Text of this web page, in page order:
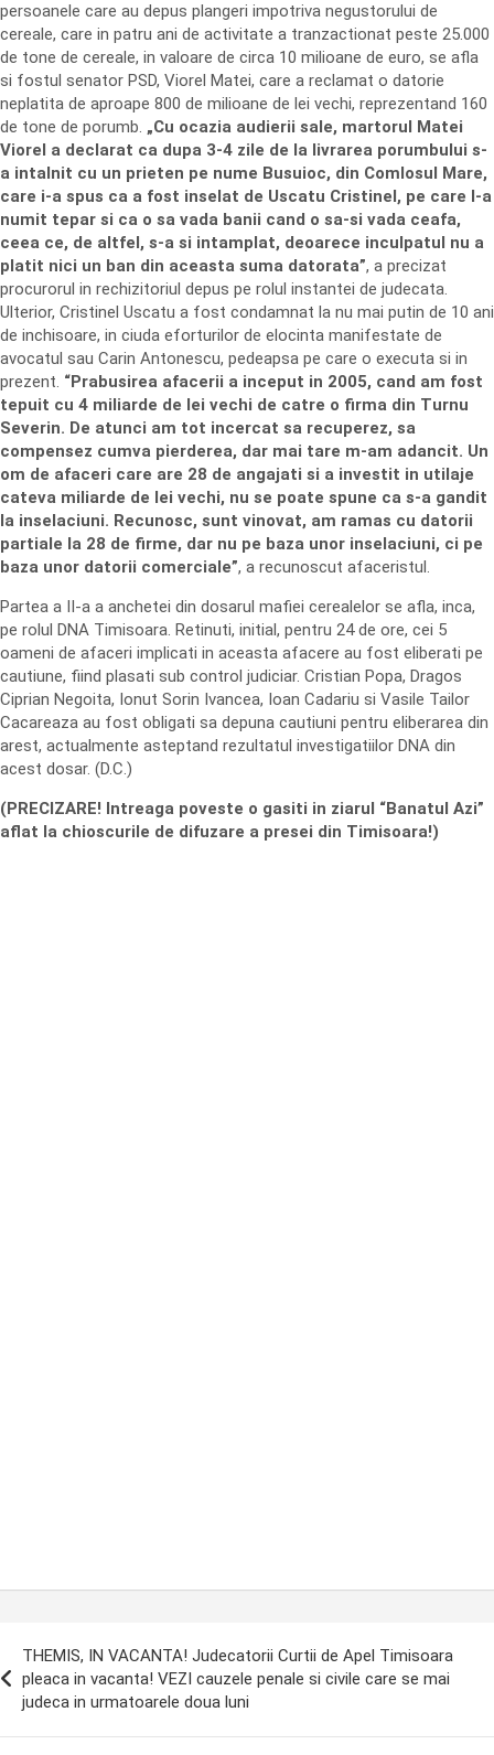
persoanele care au depus plangeri impotriva negustorului de
cereale, care in patru ani de activitate a tranzactionat peste 25.000
de tone de cereale, in valoare de circa 10 milioane de euro, se afla
si fostul senator PSD, Viorel Matei, care a reclamat o datorie
neplatita de aproape 800 de milioane de lei vechi, reprezentand 160
de tone de porumb. „Cu ocazia audierii sale, martorul Matei
Viorel a declarat ca dupa 3-4 zile de la livrarea porumbului s-
a intalnit cu un prieten pe nume Busuioc, din Comlosul Mare,
care i-a spus ca a fost inselat de Uscatu Cristinel, pe care l-a
numit tepar si ca o sa vada banii cand o sa-si vada ceafa,
ceea ce, de altfel, s-a si intamplat, deoarece inculpatul nu a
platit nici un ban din aceasta suma datorata”, a precizat
procurorul in rechizitoriul depus pe rolul instantei de judecata.
Ulterior, Cristinel Uscatu a fost condamnat la nu mai putin de 10 ani
de inchisoare, in ciuda eforturilor de elocinta manifestate de
avocatul sau Carin Antonescu, pedeapsa pe care o executa si in
prezent. “Prabusirea afacerii a inceput in 2005, cand am fost
tepuit cu 4 miliarde de lei vechi de catre o firma din Turnu
Severin. De atunci am tot incercat sa recuperez, sa
compensez cumva pierderea, dar mai tare m-am adancit. Un
om de afaceri care are 28 de angajati si a investit in utilaje
cateva miliarde de lei vechi, nu se poate spune ca s-a gandit
la inselaciuni. Recunosc, sunt vinovat, am ramas cu datorii
partiale la 28 de firme, dar nu pe baza unor inselaciuni, ci pe
baza unor datorii comerciale”, a recunoscut afaceristul.
Partea a II-a a anchetei din dosarul mafiei cerealelor se afla, inca,
pe rolul DNA Timisoara. Retinuti, initial, pentru 24 de ore, cei 5
oameni de afaceri implicati in aceasta afacere au fost eliberati pe
cautiune, fiind plasati sub control judiciar. Cristian Popa, Dragos
Ciprian Negoita, Ionut Sorin Ivancea, Ioan Cadariu si Vasile Tailor
Cacareaza au fost obligati sa depuna cautiuni pentru eliberarea din
arest, actualmente asteptand rezultatul investigatiilor DNA din
acest dosar. (D.C.)
(PRECIZARE! Intreaga poveste o gasiti in ziarul “Banatul Azi”
aflat la chioscurile de difuzare a presei din Timisoara!)
THEMIS, IN VACANTA! Judecatorii Curtii de Apel Timisoara
pleaca in vacanta! VEZI cauzele penale si civile care se mai
judeca in urmatoarele doua luni